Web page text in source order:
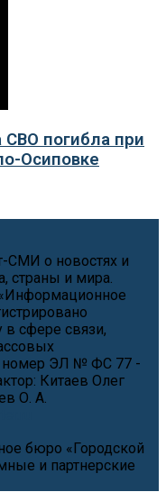
СВО погибла при
Осиповке
СМИ о новостях и
страны и мира.
сфере связи,
номер ЭЛ № ФС 77 -
Китаев Олег
О. А.
бюро «Городской
и партнерские